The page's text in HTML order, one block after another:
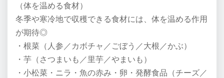
（体を温める食材）
冬季や寒冷地で収穫できる食材には、体を温める作用
が期待◎
・根菜（人参／カボチャ／ごぼう／大根／かぶ）
・芋（さつまいも／里芋／やまいも）
・小松菜・ニラ・魚の赤み・卵・発酵食品（チーズ／